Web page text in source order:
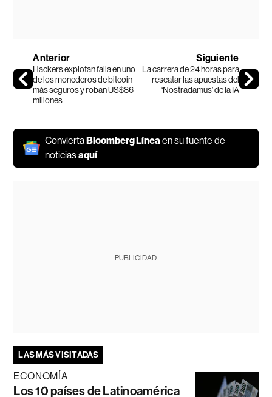
Anterior
Hackers explotan falla en uno
de los monederos de bitcoin
más seguros y roban US$86
millones
Siguiente
La carrera de 24 horas para
rescatar las apuestas del
‘Nostradamus’ de la IA
ConviertaBloomberg Línea en su fuente de
noticiasaquí
PUBLICIDAD
LAS MÁS VISITADAS
ECONOMÍA
Los 10 países de Latinoamérica